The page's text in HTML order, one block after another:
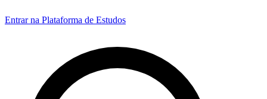
Entrar na Plataforma de Estudos